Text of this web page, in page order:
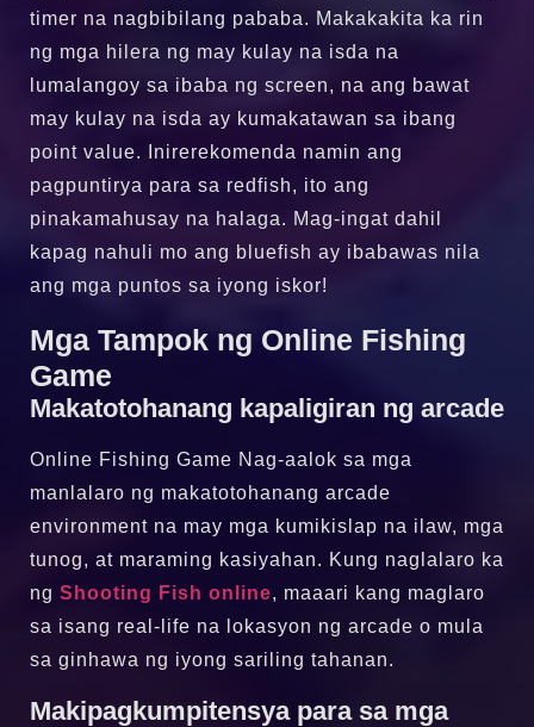
timer na nagbibilang pababa. Makakakita ka rin
ng mga hilera ng may kulay na isda na
lumalangoy sa ibaba ng screen, na ang bawat
may kulay na isda ay kumakatawan sa ibang
point value. Inirerekomenda namin ang
pagpuntirya para sa redfish, ito ang
pinakamahusay na halaga. Mag-ingat dahil
kapag nahuli mo ang bluefish ay ibabawas nila
ang mga puntos sa iyong iskor!
Mga Tampok ng Online Fishing
Game
Makatotohanang kapaligiran ng arcade
Online Fishing Game ‍Nag-aalok sa mga
manlalaro ng makatotohanang arcade
environment na may mga kumikislap na ilaw, mga
tunog, at maraming kasiyahan. Kung naglalaro ka
ng Shooting Fish online, maaari kang maglaro
sa isang real-life na lokasyon ng arcade o mula
sa ginhawa ng iyong sariling tahanan.
Makipagkumpitensya para sa mga